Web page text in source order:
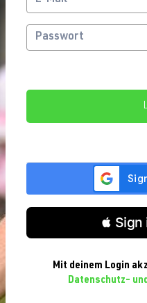
 Sign
Mit deinem Login
Datenschutz-